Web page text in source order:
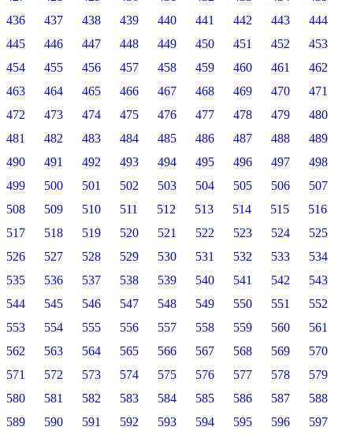
436
437 438 439 440 441 442 443
444
445
446 447 448 449 450 451 452
453
454
455 456 457 458 459 460 461
462
463
464 465 466 467 468 469 470
471
472
473 474 475 476 477 478 479
480
481
482 483 484 485 486 487 488
489
490
491 492 493 494 495 496 497
498
499
500 501 502 503 504 505 506
507
508
509 510 511 512 513 514 515
516
517
518 519 520 521 522 523 524
525
526
527 528 529 530 531 532 533
534
535
536 537 538 539 540 541 542
543
544
545 546 547 548 549 550 551
552
553
554 555 556 557 558 559 560
561
562
563 564 565 566 567 568 569
570
571
572 573 574 575 576 577 578
579
580
581 582 583 584 585 586 587
588
589
590 591 592 593 594 595 596
597